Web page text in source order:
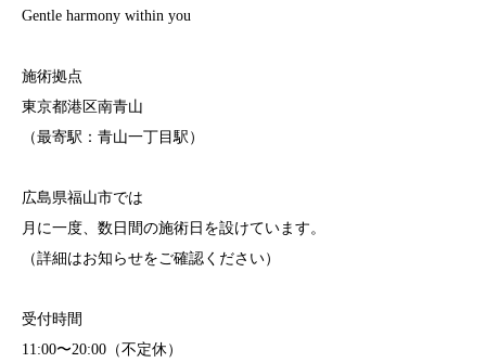
Gentle harmony within you
施術拠点
東京都港区南青山
（最寄駅：青山一丁目駅）
広島県福山市では
月に一度、数日間の施術日を設けています。
（詳細はお知らせをご確認ください）
受付時間
11:00〜20:00（不定休）